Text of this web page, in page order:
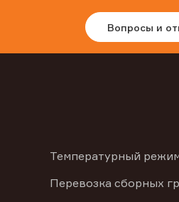
Вопросы и
Температурный
Перевозка сборных